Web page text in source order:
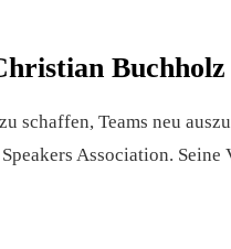
Buchholz
Teams neu
Association.